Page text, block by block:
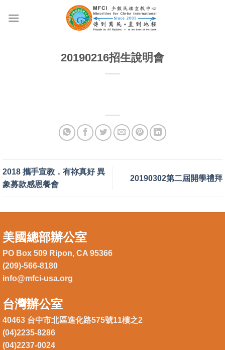
20190216招生說明會
2018 攜手宣教．有祢真好 異
象募款感恩餐會
20190302第二屆開學禮拜
美國總部辦公室
PO Box 509 Ripon, CA 95366
(209)-566-8180
info@mfci-usa.org
台灣辦公室
40463 台中市北區進化路575號11樓之2
(04)2235-8286
(04)2237-0024